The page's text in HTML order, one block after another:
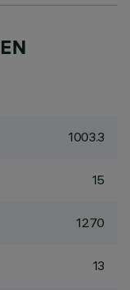
1003.3
15
1270
13